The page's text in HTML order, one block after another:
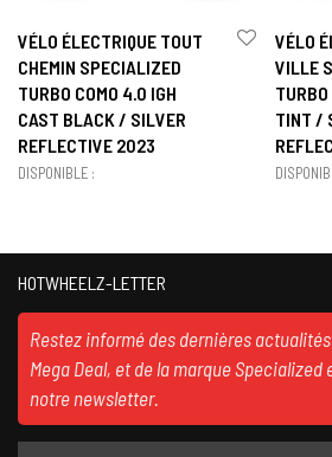
VÉLO ÉLECTRIQUE TOUT
CHEMIN SPECIALIZED
TURBO COMO 4.0 IGH
CAST BLACK / SILVER
REFLECTIVE 2023
DISPONIBLE :
VÉLO
VILLE
TINT /
HOTWHEELZ-LETTER
Restez informé des dernières
Mega Deal, et de la marque
notre newsletter.